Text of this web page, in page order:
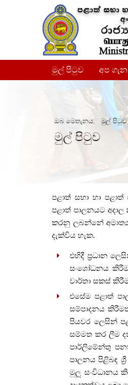
මුල් පිටුව අප ගැන
ඔබ මෙතැනය: මුල් පිටුව
මුල් පිටුව
පළාත් සභා හා
පළාත් පාලනයට
කරනු ලබන්නේ
දැක්විය හැක.
එහිදී ප්‍රධාන
සංශෝධනය
වාර්තා සකස්
එසේම පළාත්
සම්පාදනය
පියවර ලෙසින්
සම්මත කර ලීම
පාර්ලිමේන්තු
පාලනය පිළිබඳ
මුලූ‍ සංවිධානය